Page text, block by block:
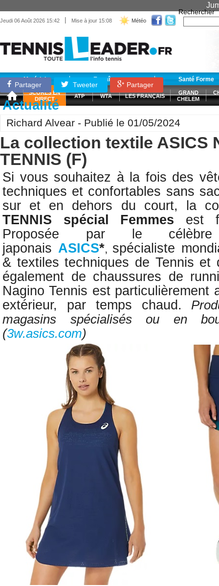
Jeudi 06 Août 2026 15:42 | Mise à jour 15:08 Météo
Rechercher
Matériel Entraînement Santé Forme
SCORES EN
DIRECT
ATP WTA LES FRANÇAIS
GRAND
CHELEM
Partager Tweeter Partager
Actualité
Richard Alvear - Publié le 01/05/2024
La collection textile ASICS
TENNIS (F)
Si vous souhaitez à la fois des
techniques et confortables sans
sur et en dehors du court, la
TENNIS
spécial Femmes est
Proposée par le
japonais ASICS*, spécialiste
& textiles techniques de Tennis et
également de chaussures de
Nagino Tennis est particulièrement
extérieur, par temps chaud.
magasins spécialisés ou en
(3w.asics.com)